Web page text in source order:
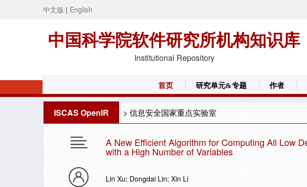
中文版 | English
中国科学院软件研究所机构知识库
Institutional Repository
首页 研究单元&专题 作者
ISCAS OpenIR > 信息安全国家重点实验室
A New Efficient Algorithm for Computing All Low
with a High Number of Variables
Lin Xu; Dongdai Lin; Xin Li